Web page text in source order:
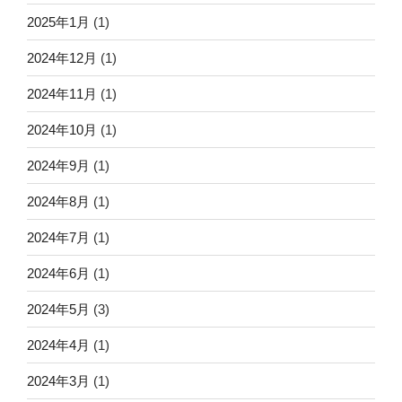
2025年1月 (1)
2024年12月 (1)
2024年11月 (1)
2024年10月 (1)
2024年9月 (1)
2024年8月 (1)
2024年7月 (1)
2024年6月 (1)
2024年5月 (3)
2024年4月 (1)
2024年3月 (1)